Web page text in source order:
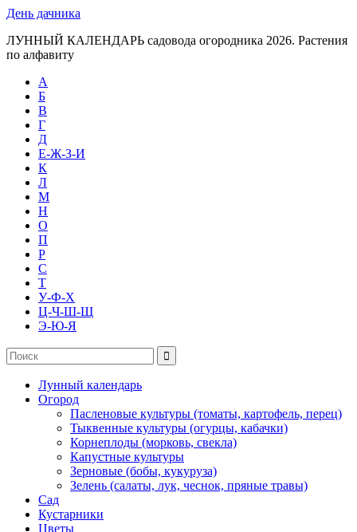
День дачника
ЛУННЫЙ КАЛЕНДАРЬ садовода огородника 2026. Растения
по алфавиту
А
Б
В
Г
Д
Е-Ж-З-И
К
Л
М
Н
О
П
Р
С
Т
У-Ф-Х
Ц-Ч-Ш-Щ
Э-Ю-Я
Лунный календарь
Огород
Пасленовые культуры (томаты, картофель, перец)
Тыквенные культуры (огурцы, кабачки)
Корнеплоды (морковь, свекла)
Капустные культуры
Зерновые (бобы, кукуруза)
Зелень (салаты, лук, чеснок, пряные травы)
Сад
Кустарники
Цветы